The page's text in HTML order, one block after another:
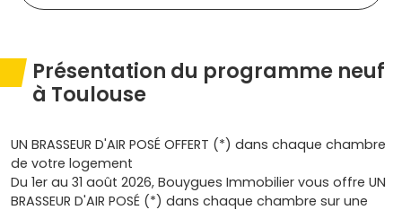
Présentation du programme neuf
à Toulouse
UN BRASSEUR D'AIR POSÉ OFFERT (*) dans chaque chambre
de votre logement
Du 1er au 31 août 2026, Bouygues Immobilier vous offre UN
BRASSEUR D'AIR POSÉ (*) dans chaque chambre sur une